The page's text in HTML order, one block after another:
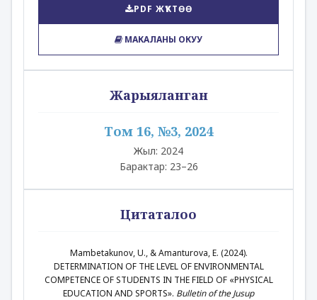
PDF ЖҮКТӨӨ
МАКАЛАНЫ ОКУУ
Жарыяланган
Том 16, №3, 2024
Жыл: 2024
Барактар: 23–26
Цитаталоо
Mambetakunov, U., & Amanturova, E. (2024).
DETERMINATION OF THE LEVEL OF ENVIRONMENTAL
COMPETENCE OF STUDENTS IN THE FIELD OF «PHYSICAL
EDUCATION AND SPORTS». Bulletin of the Jusup